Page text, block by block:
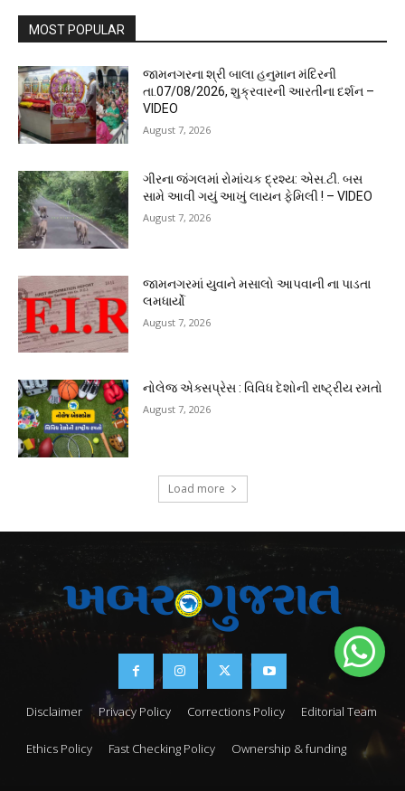
MOST POPULAR
જામનગરના શ્રી બાલા હનુમાન મંદિરની
તા.07/08/2026, શુક્રવારની આરતીના દર્શન –
VIDEO
August 7, 2026
ગીરના જંગલમાં રોમાંચક દ્રશ્ય: એસ.ટી. બસ
સામે આવી ગયું આખું લાયન ફેમિલી ! – VIDEO
August 7, 2026
જામનગરમાં યુવાને મસાલો આપવાની ના પાડતા
લમધાર્યો
August 7, 2026
નોલેજ એક્સપ્રેસ : વિવિધ દેશોની રાષ્ટ્રીય રમતો
August 7, 2026
Load more
Disclaimer Privacy Policy Corrections Policy Editorial Team
Ethics Policy Fast Checking Policy Ownership & funding